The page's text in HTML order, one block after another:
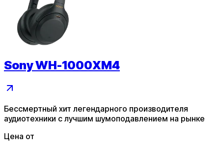
Sony WH-1000XM4
Бессмертный хит легендарного производителя
аудиотехники с лучшим шумоподавлением на рынке
Цена от